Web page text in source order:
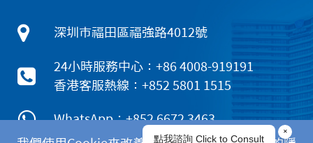
深圳市福田區福強路4012號
24小時服務中心：+86 4008-919191
香港客服熱線：+852 5801 1515
WhatsApp：+852 6672 3463